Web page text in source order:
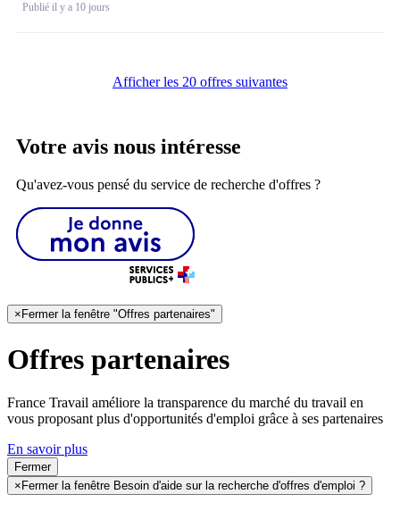
Publié il y a 10 jours
Afficher les 20 offres suivantes
Votre avis nous intéresse
Qu'avez-vous pensé du service de recherche d'offres ?
× Fermer la fenêtre "Offres partenaires"
Offres partenaires
France Travail améliore la transparence du marché du travail en
vous proposant plus d'opportunités d'emploi grâce à ses partenaires
En savoir plus
Fermer
× Fermer la fenêtre Besoin d'aide sur la recherche d'offres d'emploi ?